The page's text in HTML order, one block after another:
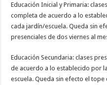
Educación Inicial y Primaria:
completa de acuerdo a lo
cada jardín/escuela. Queda sin
presenciales de dos viernes al
Educación Secundaria: clases
de acuerdo a lo establecido por
escuela. Queda sin efecto el